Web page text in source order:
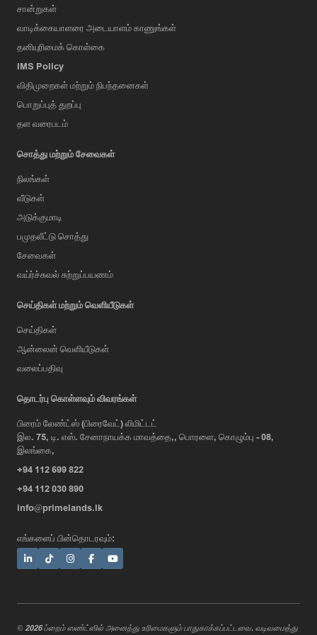
சான்றுகள்
வாடிக்கையாளரை அடையாளம் காணுங்கள்
தனியுரிமைக் கொள்கை
IMS Policy
விதிமுறைகள் மற்றும் நிபந்தனைகள்
பொறுப்புத் துறப்பு
தள வரைபடம்
சொத்து மற்றும் சேவைகள்
நிலங்கள்
வீடுகள்
அடுக்குமாடி
பமுதலீட்டு சொத்து
சேவைகள்
வய்ர்ச்சுவல் சுற்றுப்பயணம்
செய்திகள் மற்றும் வெளியீடுகள்
செய்திகள்
ஆன்லைன் வெளியீடுகள்
வலைப்பதிவு
தொடர்பு கொள்ளவும் விவரங்கள்
பிரைம் லேண்ட்ஸ் (பிரைவேட்) லிமிட்டட்
இல. 75, டி. எஸ். சேனாநாயக்க மாவத்தை,, பொரளை, கொழும்பு - 08,
இலங்கை,
+94 112 699 822
+94 112 030 890
info@primelands.lk
எங்களைப் பின்தொடரவும்:
© 2026 ப்றைம் ஸண்ட்ஸில் அனைத்து உரிமைகளும் பாதுகாக்கப்பட்டவை. வடிவமைத்து
AI Assistant
message below and I'll be happy to